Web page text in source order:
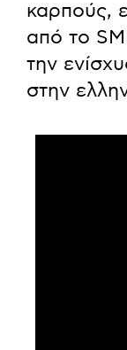
καρπούς,
από το
την
στην